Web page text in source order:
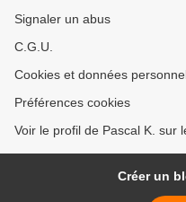
Signaler un abus
C.G.U.
Cookies et données
Préférences cookies
Voir le profil de Pascal K. sur
Créer un